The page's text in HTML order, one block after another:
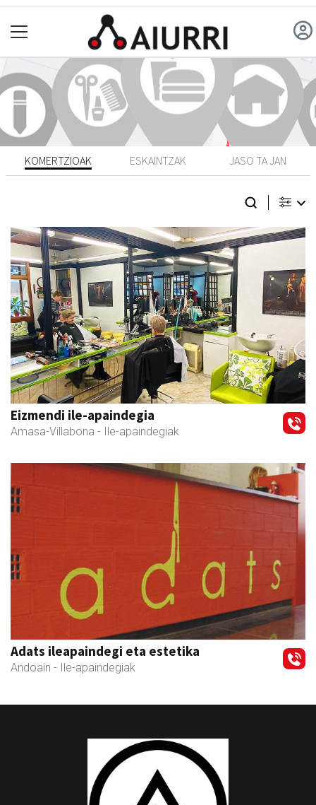
KOMERTZIOAK ESKAINTZAK JASO TA JAN
Eizmendi ile-apaindegia
Amasa-Villabona - Ile-apaindegiak
Adats ileapaindegi eta estetika
Andoain - Ile-apaindegiak